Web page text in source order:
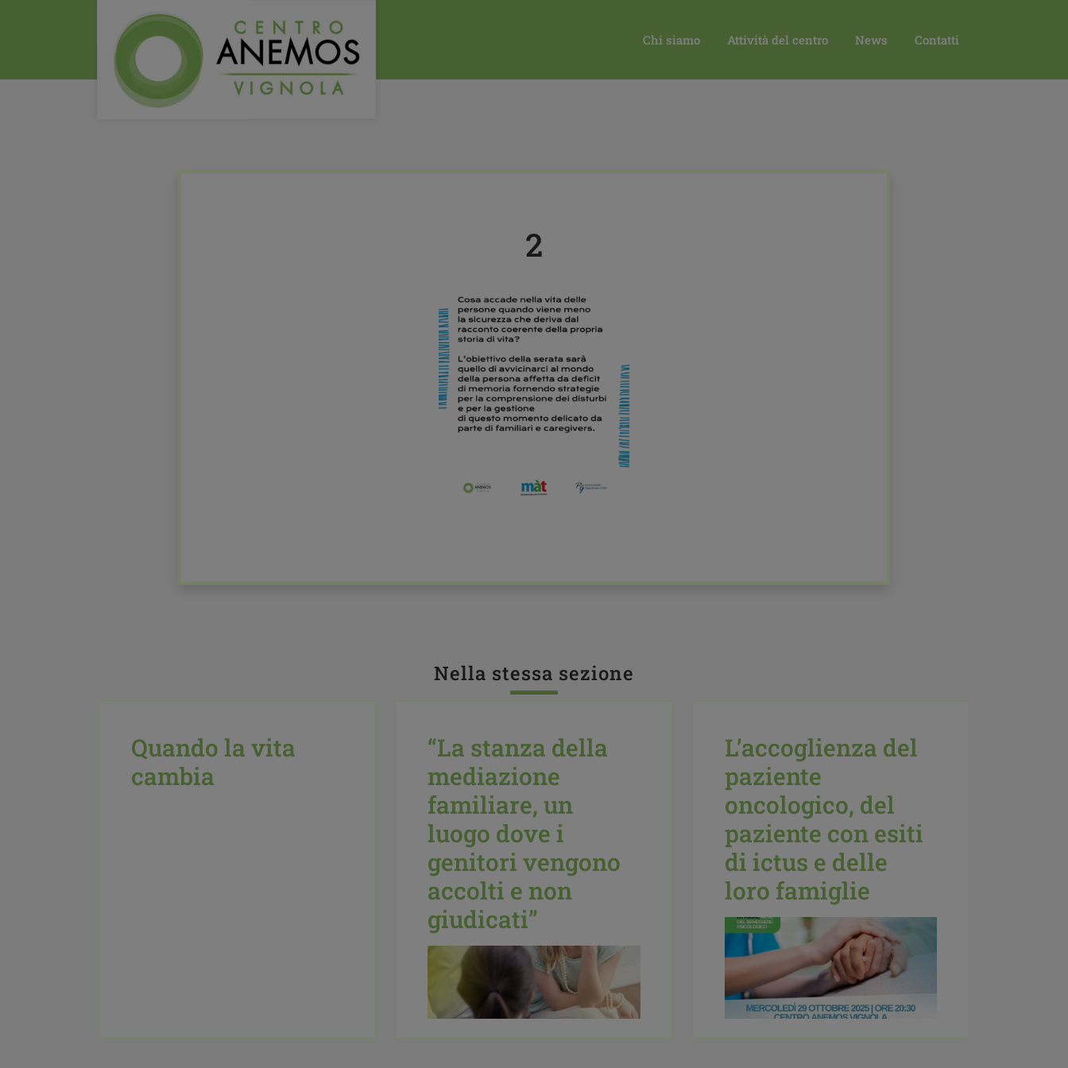
Chi siamo Attività del centro News Contatti
HOME 2023 10
2
Nella stessa sezione
Quando la vita
cambia
“La stanza della
mediazione
familiare, un
luogo dove i
genitori vengono
accolti e non
giudicati”
L’accoglienza del
paziente
oncologico, del
paziente con esiti
di ictus e delle
loro famiglie